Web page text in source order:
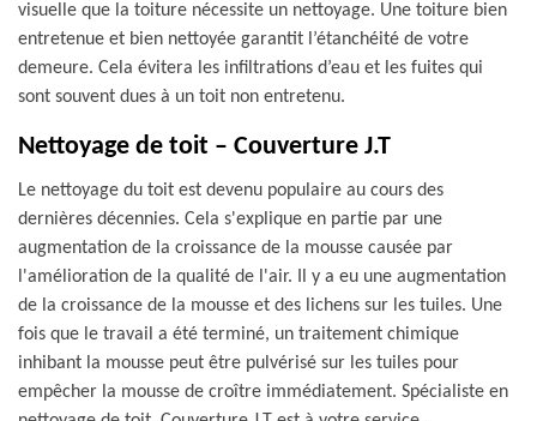
visuelle que la toiture nécessite un nettoyage. Une toiture bien
entretenue et bien nettoyée garantit l’étanchéité de votre
demeure. Cela évitera les infiltrations d’eau et les fuites qui
sont souvent dues à un toit non entretenu.
Nettoyage de toit – Couverture J.T
Le nettoyage du toit est devenu populaire au cours des
dernières décennies. Cela s'explique en partie par une
augmentation de la croissance de la mousse causée par
l'amélioration de la qualité de l'air. Il y a eu une augmentation
de la croissance de la mousse et des lichens sur les tuiles. Une
fois que le travail a été terminé, un traitement chimique
inhibant la mousse peut être pulvérisé sur les tuiles pour
empêcher la mousse de croître immédiatement. Spécialiste en